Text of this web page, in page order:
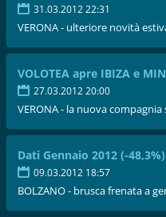
31.03.2012 22:31
VERONA - ulteriore novità
VOLOTEA apre IBIZA e
27.03.2012 20:00
VERONA - la nuova
Dati Gennaio 2012 (-48,3%)
09.03.2012 18:57
BOLZANO - brusca frenata a